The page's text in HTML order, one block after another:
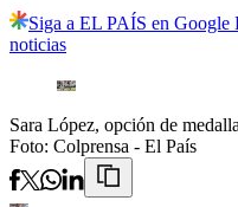
Siga a EL PAÍS en Google
noticias
Sara López, opción de
Foto: Colprensa - El País